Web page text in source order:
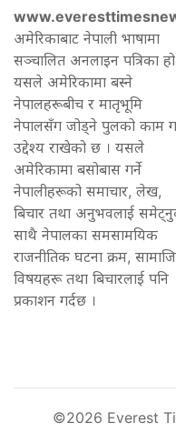
अमेरिकाबाट नेपाली भाषामा
सञ्चालित अनलाइन पत्रिका
यसले अमेरिकामा बस्ने
नेपालहरूबीच र मातृभूमि
नेपालसँग जोड्ने पुलको काम
उद्देश्य राखेको छ । यसले
अमेरिकामा बसोबास गर्ने
नेपालीहरूको समाचार, लेख,
बिचार तथा अनुभवलाई
साथै नेपालका समसामयिक
राजनीतिक घटना क्रम,
विषयहरू तथा बिचारलाई पनि
प्रकाशन गर्दछ ।
©2026 Everest